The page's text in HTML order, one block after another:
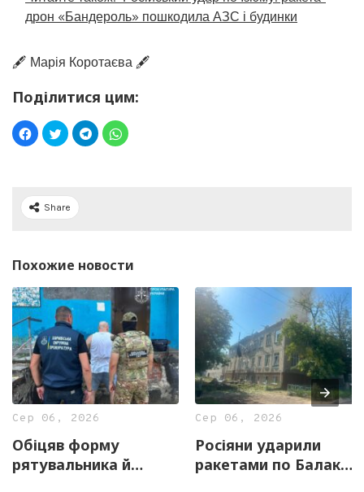
дрон «Бандероль» пошкодила АЗС і будинки
🖋️ Марія Коротаєва 🖋️
Поділитися цим:
Share
Похожие новости
Сер 06, 2026
Обіцяв форму
рятувальника й
Сер 06, 2026
Росіяни ударили
ракетами по Балаклії